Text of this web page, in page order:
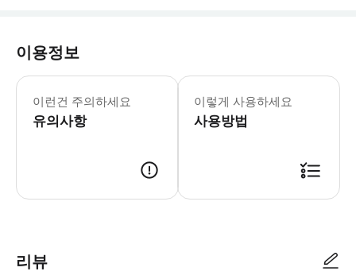
이용정보
이런건 주의하세요
유의사항
📌 일정 변동 가능성에 대한 안내 (필
이렇게 사용하세요
사용방법
리뷰